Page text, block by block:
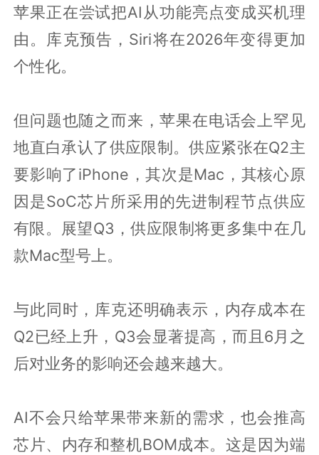
苹果正在尝试把AI从功能亮点变成买机理
由。库克预告，Siri将在2026年变得更加
个性化。
但问题也随之而来，苹果在电话会上罕见
地直白承认了供应限制。供应紧张在Q2主
要影响了iPhone，其次是Mac，其核心原
因是SoC芯片所采用的先进制程节点供应
有限。展望Q3，供应限制将更多集中在几
款Mac型号上。
与此同时，库克还明确表示，内存成本在
Q2已经上升，Q3会显著提高，而且6月之
后对业务的影响还会越来越大。
AI不会只给苹果带来新的需求，也会推高
芯片、内存和整机BOM成本。这是因为端